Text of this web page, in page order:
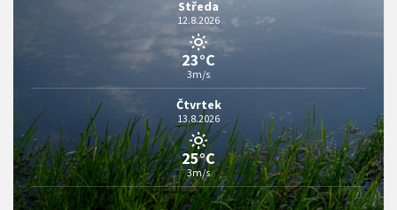
Středa
12.8.2026
23°C
3m/s
Čtvrtek
13.8.2026
25°C
3m/s